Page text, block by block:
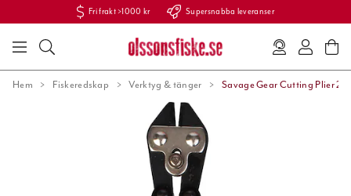
Fri frakt >1000 kr Supersnabba leveranser
Hem Fiskeredskap Verktyg & tänger Savage Gear Cutting Plier